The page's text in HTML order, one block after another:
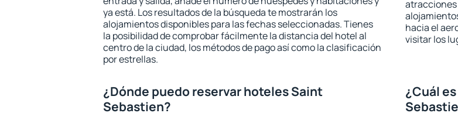
ya está. Los resultados de la búsqueda te mostrarán los
alojamientos disponibles para las fechas seleccionadas. Tienes
la posibilidad de comprobar fácilmente la distancia del hotel al
centro de la ciudad, los métodos de pago así como la clasificación
por estrellas.
atracciones
hacia el
visitar los
¿Dónde puedo reservar hoteles Saint
Sebastien?
¿Cuál